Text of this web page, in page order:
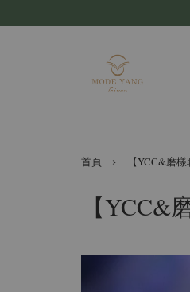
首頁 › 【YCC&磨
【